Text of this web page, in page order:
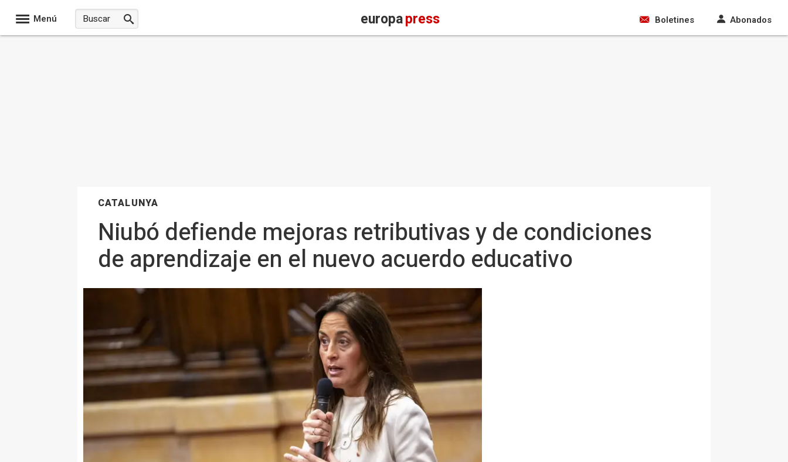
Menú europapress Boletines Abonados
CATALUNYA
Niubó defiende mejoras retributivas y de condiciones
de aprendizaje en el nuevo acuerdo educativo